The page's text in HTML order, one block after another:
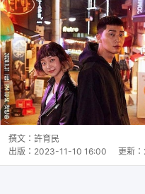
撰文： 許育民
出版： 2023-11-10 16:00 更新：